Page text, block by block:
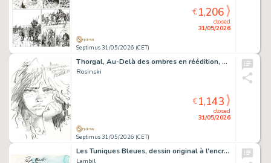
Septimus 31/05/2026 (CET)
closed
31/05/2026
€1,206
Thorgal, Au-Delà des ombres en réédition, agrémenté d’une dédicace. Proche de l’état neuf.
Rosinski
Septimus 31/05/2026 (CET)
closed
31/05/2026
€1,143
Les Tuniques Bleues, dessin original à l’encre de chine et à l’aquarelle.
Lambil